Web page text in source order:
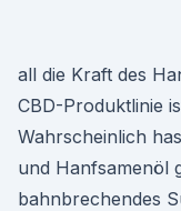
all die Kraft des
CBD-Produktlinie
Wahrscheinlich
und Hanfsamenöl
bahnbrechendes